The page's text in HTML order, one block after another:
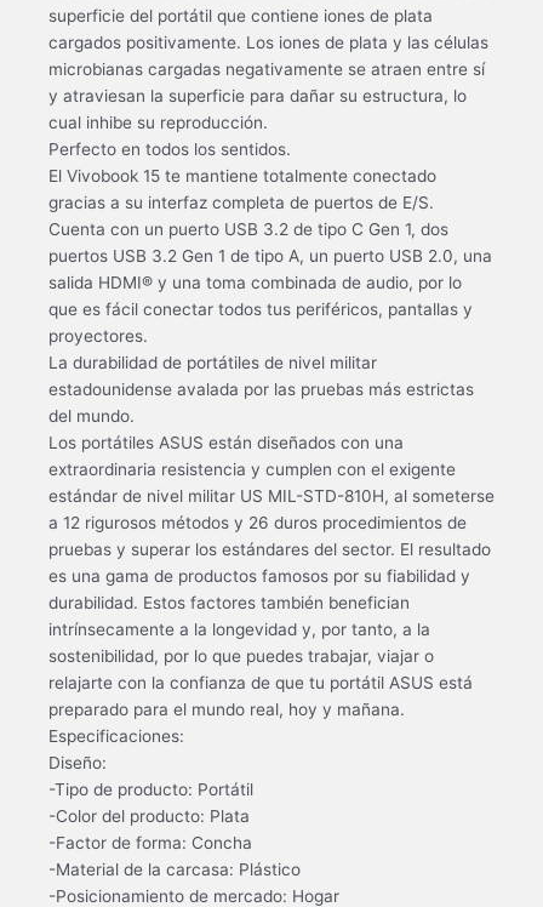
superficie del portátil que contiene iones de plata
cargados positivamente. Los iones de plata y las células
microbianas cargadas negativamente se atraen entre sí
y atraviesan la superficie para dañar su estructura, lo
cual inhibe su reproducción.
Perfecto en todos los sentidos.
El Vivobook 15 te mantiene totalmente conectado
gracias a su interfaz completa de puertos de E/S.
Cuenta con un puerto USB 3.2 de tipo C Gen 1, dos
puertos USB 3.2 Gen 1 de tipo A, un puerto USB 2.0, una
salida HDMI® y una toma combinada de audio, por lo
que es fácil conectar todos tus periféricos, pantallas y
proyectores.
La durabilidad de portátiles de nivel militar
estadounidense avalada por las pruebas más estrictas
del mundo.
Los portátiles ASUS están diseñados con una
extraordinaria resistencia y cumplen con el exigente
estándar de nivel militar US MIL-STD-810H, al someterse
a 12 rigurosos métodos y 26 duros procedimientos de
pruebas y superar los estándares del sector. El resultado
es una gama de productos famosos por su fiabilidad y
durabilidad. Estos factores también benefician
intrínsecamente a la longevidad y, por tanto, a la
sostenibilidad, por lo que puedes trabajar, viajar o
relajarte con la confianza de que tu portátil ASUS está
preparado para el mundo real, hoy y mañana.
Especificaciones:
Diseño:
-Tipo de producto: Portátil
-Color del producto: Plata
-Factor de forma: Concha
-Material de la carcasa: Plástico
-Posicionamiento de mercado: Hogar